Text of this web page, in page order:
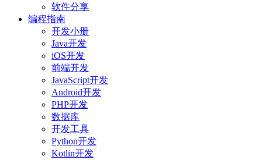
软件分享
编程指南
开发小册
Java开发
iOS开发
前端开发
JavaScript开发
Android开发
PHP开发
数据库
开发工具
Python开发
Kotlin开发